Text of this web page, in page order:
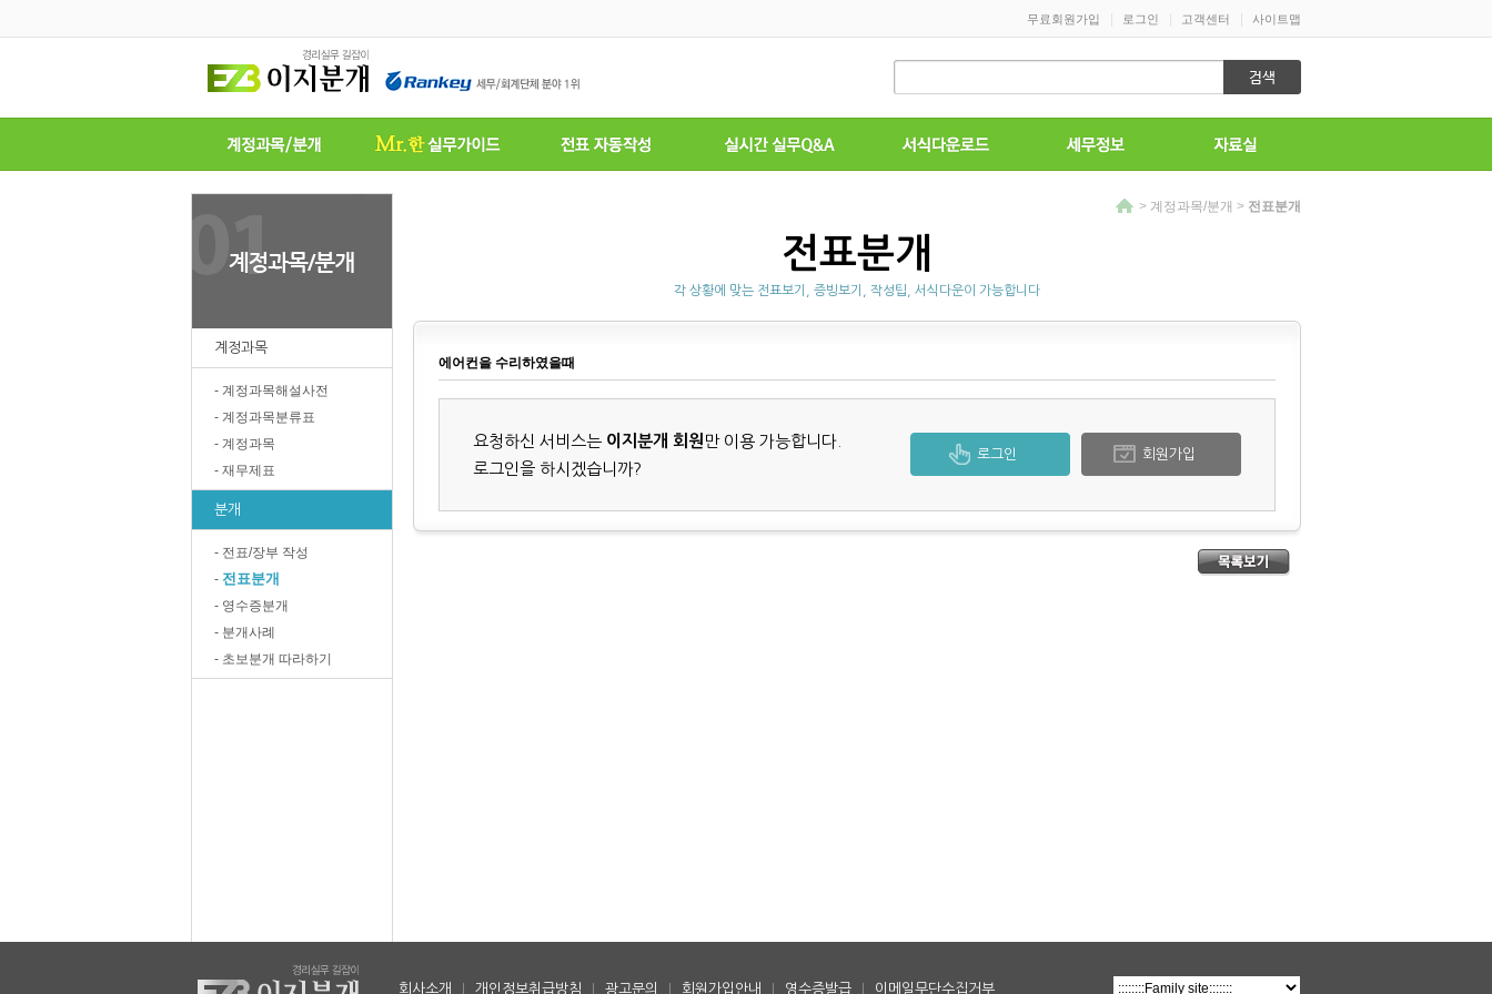
무료회원가입 로그인 고객센터 사이트맵
계정과목
- 계정과목해설사전
- 계정과목분류표
- 계정과목
- 재무제표
분개
- 전표/장부 작성
- 전표분개
- 영수증분개
- 분개사례
- 초보분개 따라하기
> 계정과목/분개 > 전표분개
전표분개
각 상황에 맞는 전표보기, 증빙보기, 작성팁, 서식다운이 가능합니다
에어컨을 수리하였을때
요청하신 서비스는 이지분개 회원 만 이용 가능합니다.
로그인을 하시겠습니까?
회원가입
로그인
회사소개 개인정보취급방침 광고문의 회원가입안내 영수증발급 이메일무단수집거부